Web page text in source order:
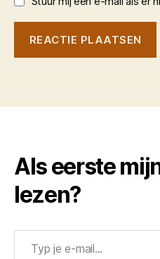
Als eerste
lezen?
Typ je e-mail...